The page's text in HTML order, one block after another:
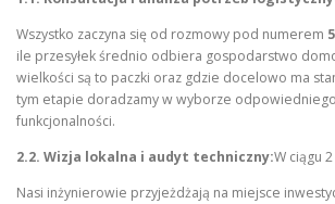
Wszystko zaczyna się od rozmowy pod numerem
ile przesyłek średnio odbiera gospodarstwo
wielkości są to paczki oraz gdzie docelowo ma
tym etapie doradzamy w wyborze
funkcjonalności.
2.2. Wizja lokalna i audyt techniczny:W ciągu
Nasi inżynierowie przyjeżdżają na miejsce